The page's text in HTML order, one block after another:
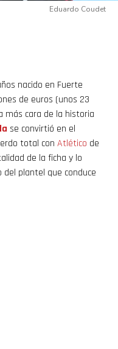
Eduardo Coudet
nacido en Fuerte
de euros (unos 23
más cara de la historia
se convirtió en el
total con Atlético de
de la ficha y lo
plantel que conduce